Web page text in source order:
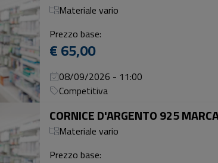
Materiale vario
Prezzo base:
€ 65,00
08/09/2026 - 11:00
Competitiva
Materiale vario
Prezzo base: